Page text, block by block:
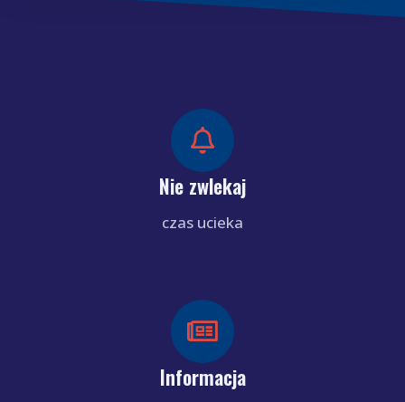
Nie zwlekaj
czas ucieka
Informacja